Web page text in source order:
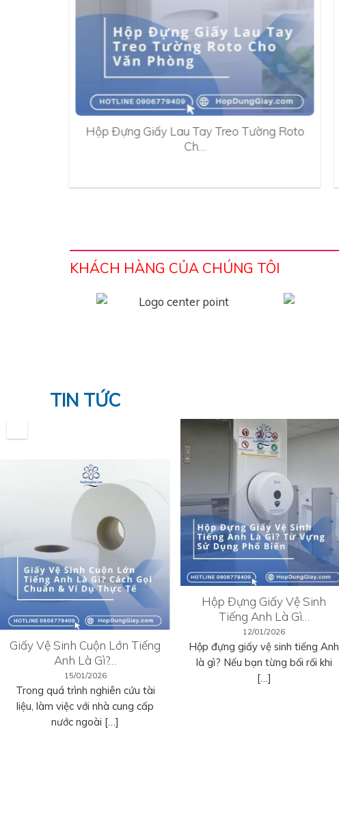
Hộp Đựng Giấy Lau Tay Treo Tường Roto
Ch…
KHÁCH HÀNG CỦA CHÚNG TÔI
TIN TỨC
Giấy Vệ Sinh Cuộn Lớn Tiếng
Anh Là Gì?…
15/01/2026
Trong quá trình nghiên cứu tài
liệu, làm việc với nhà cung cấp
nước ngoài […]
Hộp Đựng Giấy Vệ Sinh
Tiếng Anh Là Gì…
12/01/2026
Hộp đựng giấy vệ sinh tiếng Anh
là gì? Nếu bạn từng bối rối khi
[…]